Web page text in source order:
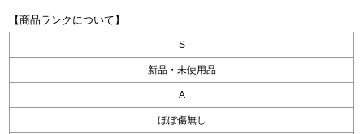
【商品ランクについて】
S
新品・未使用品
A
ほぼ傷無し